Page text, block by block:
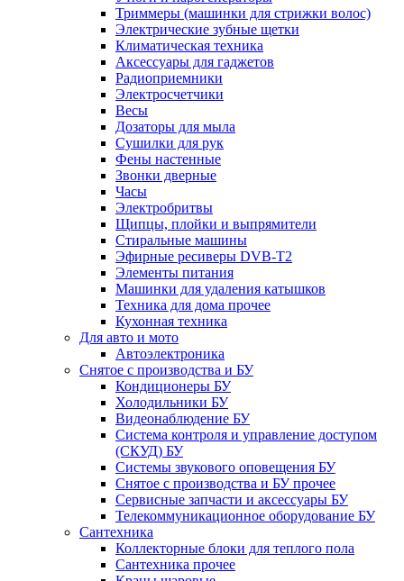
Триммеры (машинки для стрижки волос)
Электрические зубные щетки
Климатическая техника
Аксессуары для гаджетов
Радиоприемники
Электросчетчики
Весы
Дозаторы для мыла
Сушилки для рук
Фены настенные
Звонки дверные
Часы
Электробритвы
Щипцы, плойки и выпрямители
Стиральные машины
Эфирные ресиверы DVB-T2
Элементы питания
Машинки для удаления катышков
Техника для дома прочее
Кухонная техника
Для авто и мото
Автоэлектроника
Снятое с производства и БУ
Кондиционеры БУ
Холодильники БУ
Видеонаблюдение БУ
Система контроля и управление доступом
(СКУД) БУ
Системы звукового оповещения БУ
Снятое с производства и БУ прочее
Сервисные запчасти и аксессуары БУ
Телекоммуникационное оборудование БУ
Сантехника
Коллекторные блоки для теплого пола
Сантехника прочее